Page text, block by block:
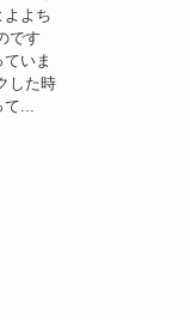
よよち
です
いま
した時
...